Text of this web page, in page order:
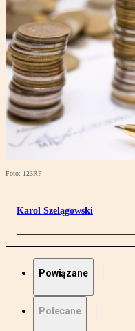
Foto: 123RF
Karol Szelągowski
Powiązane
Polecane